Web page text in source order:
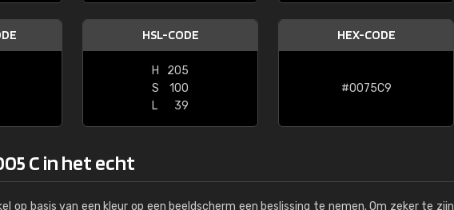
HSL-CODE
H
205
S
100
L
39
HEX-CODE
#0075C9
C in het echt
op basis van een kleur op een beeldscherm een beslissing te nemen. Om zeker te zijn